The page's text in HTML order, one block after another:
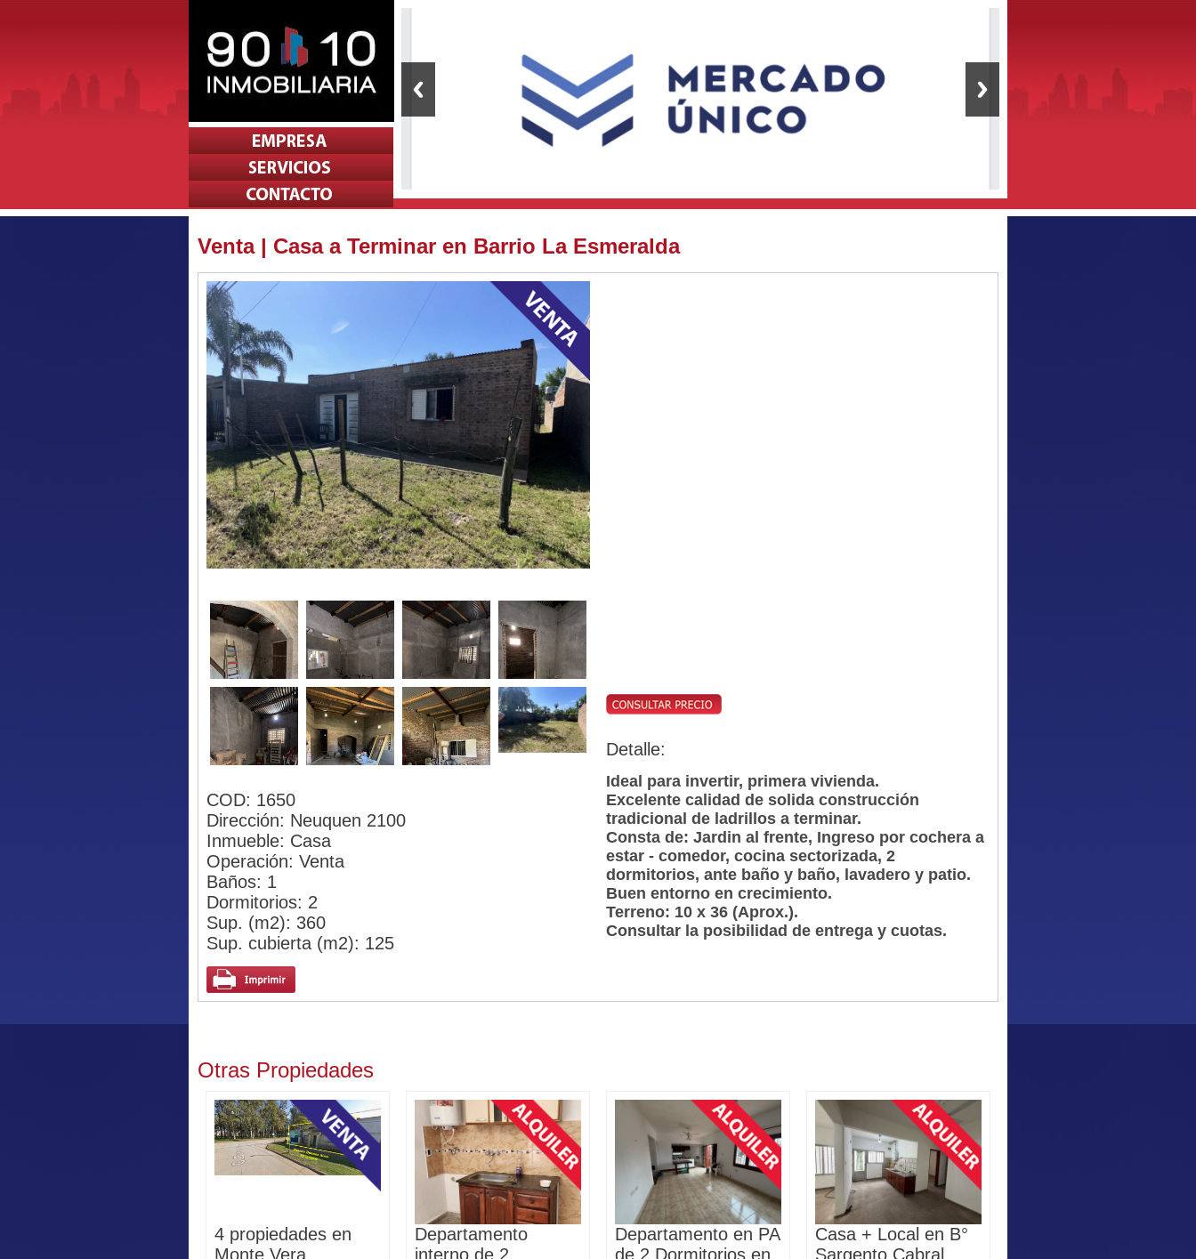
Venta | Casa a Terminar en Barrio La Esmeralda
COD: 1650
Dirección: Neuquen 2100
Inmueble: Casa
Operación: Venta
Baños: 1
Dormitorios: 2
Sup. (m2): 360
Sup. cubierta (m2): 125
Detalle:
Ideal para invertir, primera vivienda.
Excelente calidad de solida construcción
tradicional de ladrillos a terminar.
Consta de: Jardin al frente, Ingreso por cochera a
estar - comedor, cocina sectorizada, 2
dormitorios, ante baño y baño, lavadero y patio.
Buen entorno en crecimiento.
Terreno: 10 x 36 (Aprox.).
Consultar la posibilidad de entrega y cuotas.
Otras Propiedades
4 propiedades en
Monte Vera
Departamento
interno de 2
Departamento en PA
de 2 Dormitorios en
Casa + Local en B°
Sargento Cabral